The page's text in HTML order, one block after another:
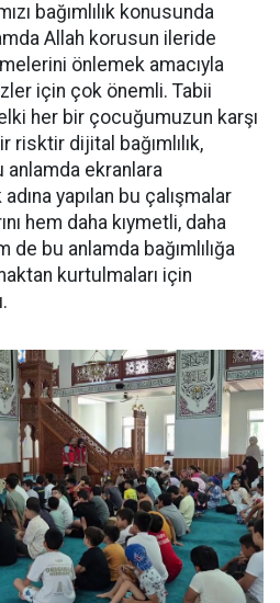
bağımlılık konusunda
Allah korusun ileride
önlemek amacıyla
için çok önemli. Tabii
her bir çocuğumuzun karşı
risktir dijital bağımlılık,
anlamda ekranlara
yapılan bu çalışmalar
hem daha kıymetli, daha
de bu anlamda bağımlılığa
kurtulmaları için